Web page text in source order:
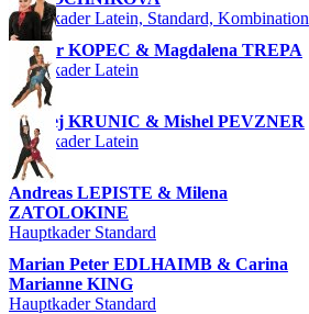
Hauptkader Latein, Standard, Kombination
Kacper KOPEC & Magdalena TREPA
Hauptkader Latein
Aleksej KRUNIC & Mishel PEVZNER
Hauptkader Latein
Andreas LEPISTE & Milena
ZATOLOKINE
Hauptkader Standard
Marian Peter EDLHAIMB & Carina
Marianne KING
Hauptkader Standard